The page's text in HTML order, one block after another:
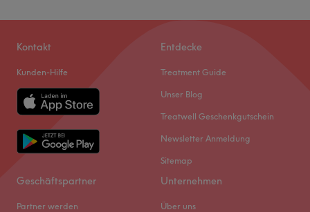
Kontakt
Kunden-Hilfe
Entdecke
Treatment Guide
Unser Blog
Treatwell Geschenkgutschein
Newsletter Anmeldung
Sitemap
Geschäftspartner
Partner werden
Unternehmen
Über uns